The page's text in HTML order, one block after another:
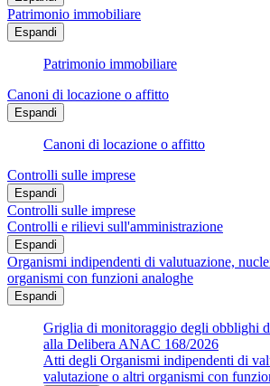
Patrimonio immobiliare
Espandi
Patrimonio immobiliare
Canoni di locazione o affitto
Espandi
Canoni di locazione o affitto
Controlli sulle imprese
Espandi
Controlli sulle imprese
Controlli e rilievi sull'amministrazione
Espandi
Organismi indipendenti di valutuazione,
organismi con funzioni analoghe
Espandi
Griglia di monitoraggio degli obblighi
alla Delibera ANAC 168/2026
Atti degli Organismi indipendenti di
valutazione o altri organismi con